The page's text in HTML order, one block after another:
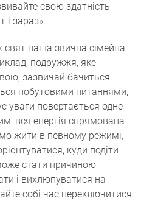
свою здатність
і зараз».
свят наша звична сімейна
подружжя, яке
зазвичай бачиться
побутовими питаннями,
уваги повертається одне
вся енергія спрямована
жити в певному режимі,
куди подіти
стати причиною
і вихлюпуватися на
собі час переключитися